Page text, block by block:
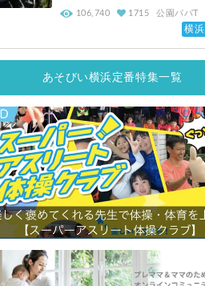
106,740 1715 公園パパT
横浜
あそびい横浜定番特集一覧